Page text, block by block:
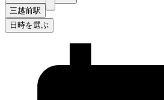
三越前駅
日時を選ぶ